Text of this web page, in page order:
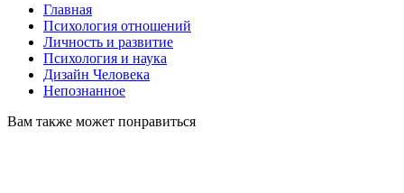
Главная
Психология отношений
Личность и развитие
Психология и наука
Дизайн Человека
Непознанное
Вам также может понравиться